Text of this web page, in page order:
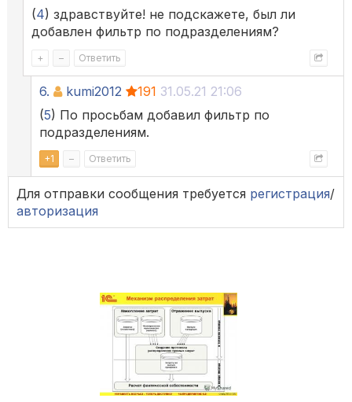
(4) здравствуйте! не подскажете, был ли
добавлен фильтр по подразделениям?
+ – Ответить
6. kumi2012 191 31.05.21 21:06
(5) По просьбам добавил фильтр по
подразделениям.
+1 – Ответить
Для отправки сообщения требуется регистрация/
авторизация